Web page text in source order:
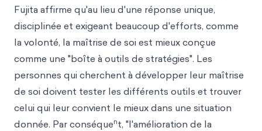
Fujita affirme qu'au lieu d'une réponse unique,
disciplinée et exigeant beaucoup d'efforts, comme
la volonté, la maîtrise de soi est mieux conçue
comme une "boîte à outils de stratégies". Les
personnes qui cherchent à développer leur maîtrise
de soi doivent tester les différents outils et trouver
celui qui leur convient le mieux dans une situation
donnée. Par conséquent, "l'amélioration de la